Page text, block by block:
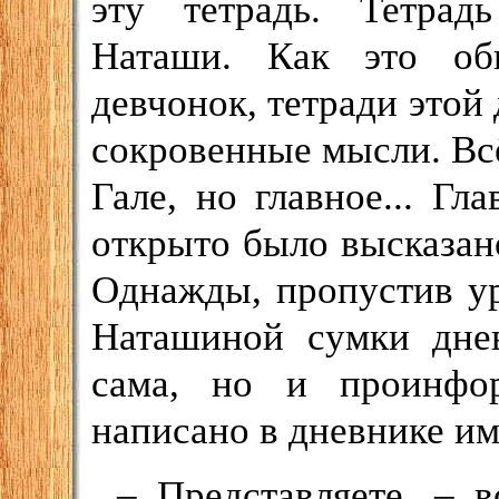
эту тетрадь.
Наташи. Как это
девчонок, тетради
сокровенные мысли.
Гале, но главное...
открыто было
Однажды, пропустив
Наташиной сумки
сама, но и
написано в дневнике